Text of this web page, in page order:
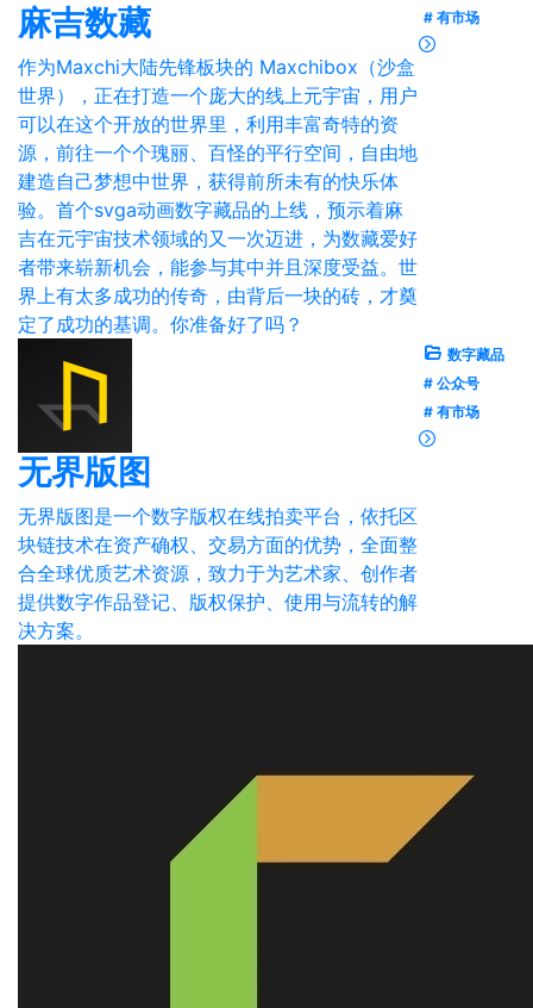
麻吉数藏
作为Maxchi大陆先锋板块的 Maxchibox（沙盒
世界），正在打造一个庞大的线上元宇宙，用户
可以在这个开放的世界里，利用丰富奇特的资
源，前往一个个瑰丽、百怪的平行空间，自由地
建造自己梦想中世界，获得前所未有的快乐体
验。首个svga动画数字藏品的上线，预示着麻
吉在元宇宙技术领域的又一次迈进，为数藏爱好
者带来崭新机会，能参与其中并且深度受益。世
界上有太多成功的传奇，由背后一块的砖，才奠
定了成功的基调。你准备好了吗？
# 有市场
⽆界版图
⽆界版图是一个数字版权在线拍卖平台，依托区
块链技术在资产确权、交易⽅⾯的优势，全⾯整
合全球优质艺术资源，致⼒于为艺术家、创作者
提供数字作品登记、版权保护、使⽤与流转的解
决⽅案。
数字藏品
# 公众号
# 有市场